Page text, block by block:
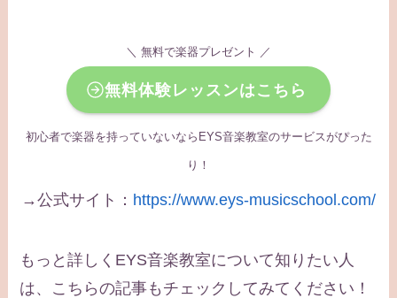
＼ 無料で楽器プレゼント ／
無料体験レッスンはこちら
初心者で楽器を持っていないならEYS音楽教室のサービスがぴった
り！
→公式サイト： https://www.eys-musicschool.com/
もっと詳しくEYS音楽教室について知りたい人
は、こちらの記事もチェックしてみてください！